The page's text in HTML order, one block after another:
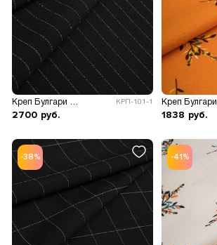
КРП-101-1
2700 руб.
Креп Булгари
1838 руб.
-38% -41%